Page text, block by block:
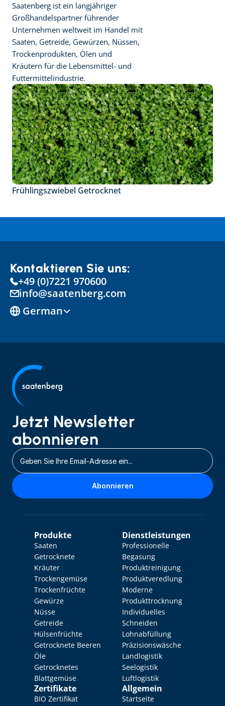
Saatenberg ist ein langjähriger
Großhandelspartner führender
Unternehmen weltweit im Handel mit
Saaten, Getreide, Gewürzen, Nüssen,
Trockenprodukten, Ölen und
Kräutern für die Lebensmittel- und
Futtermittelindustrie.
Frühlingszwiebel Getrocknet
Kontaktieren Sie uns:
+49 (0)7221 970600
info@saatenberg.com
German
Jetzt Newsletter
abonnieren
Abonnieren
Produkte
Saaten
Getrocknete
Kräuter
Trockengemüse
Trockenfrüchte
Gewürze
Nüsse
Getreide
Hülsenfrüchte
Getrocknete Beeren
Öle
Getrocknetes
Blattgemüse
Zertifikate
BIO Zertifikat
Dienstleistungen
Professionelle
Begasung
Produktreinigung
Produktveredlung
Moderne
Produkttrocknung
Individuelles
Schneiden
Lohnabfüllung
Präzisionswäsche
Landlogistik
Seelogistik
Luftlogistik
Allgemein
Startseite